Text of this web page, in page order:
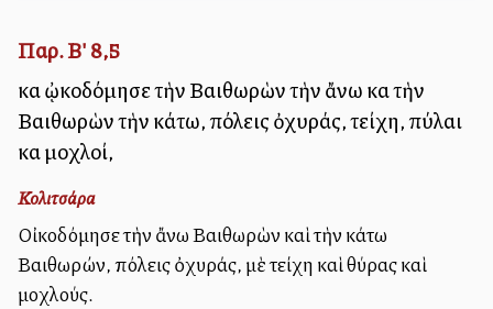
Παρ. Β' 8,5
καὶ ᾠκοδόμησε τὴν Βαιθωρὼν τὴν ἄνω καὶ τὴν
Βαιθωρὼν τὴν κάτω, πόλεις ὀχυράς, τείχη, πύλαι
καὶ μοχλοί,
Κολιτσάρα
Οἰκοδόμησε τὴν ἄνω Βαιθωρὼν καὶ τὴν κάτω
Βαιθωρών, πόλεις ὀχυράς, μὲ τείχη καὶ θύρας καὶ
μοχλούς.